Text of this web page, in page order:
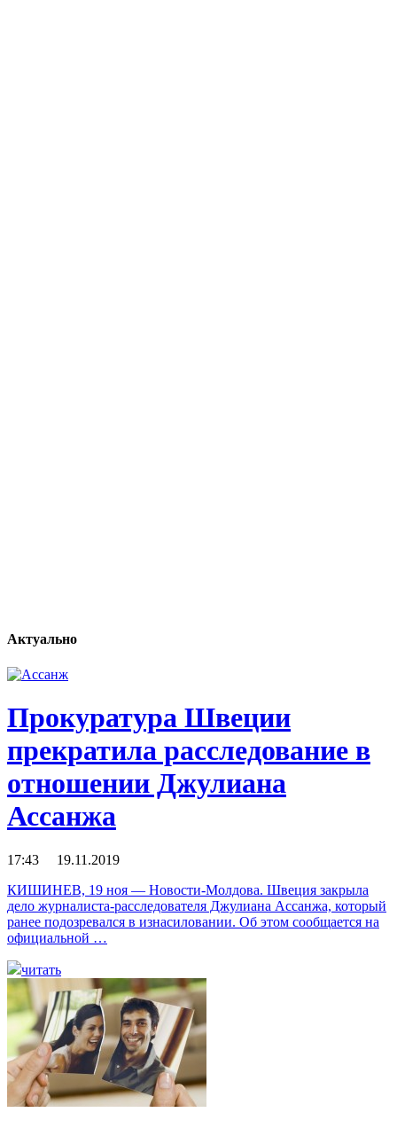
Актуально
Прокуратура Швеции
прекратила расследование в
отношении Джулиана
Ассанжа
17:43 19.11.2019
КИШИНЕВ, 19 ноя — Новости-Молдова. Швеция закрыла
дело журналиста-расследователя Джулиана Ассанжа, который
ранее подозревался в изнасиловании. Об этом сообщается на
официальной …
читать